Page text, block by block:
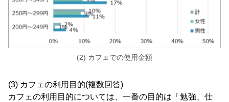
(2) カフェでの使用金額
(3) カフェの利用目的(複数回答)
カフェの利用目的については、一番の目的は「勉強、仕